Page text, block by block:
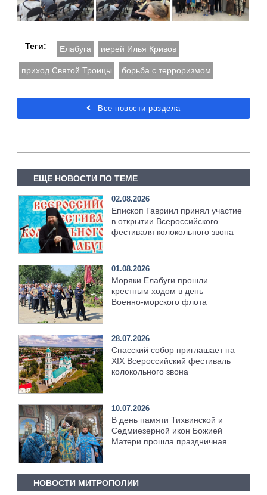
Теги: Елабуга иерей Илья Кривов
приход Святой Троицы борьба с терроризмом
Все новости раздела
ЕЩЕ НОВОСТИ ПО ТЕМЕ
02.08.2026
Епископ Гавриил принял участие
в открытии Всероссийского
фестиваля колокольного звона
01.08.2026
Моряки Елабуги прошли
крестным ходом в день
Военно‑морского флота
28.07.2026
Спасский собор приглашает на
XIX Всероссийский фестиваль
колокольного звона
10.07.2026
В день памяти Тихвинской и
Седмиезерной икон Божией
Матери прошла праздничная
НОВОСТИ МИТРОПОЛИИ